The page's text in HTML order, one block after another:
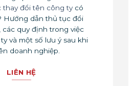
thay đổi tên công tycó
Hướng dẫn thủ tục đổi
các quy định trong việc
và một số lưu ý sau khi
doanh nghiệp.
LIÊN HỆ